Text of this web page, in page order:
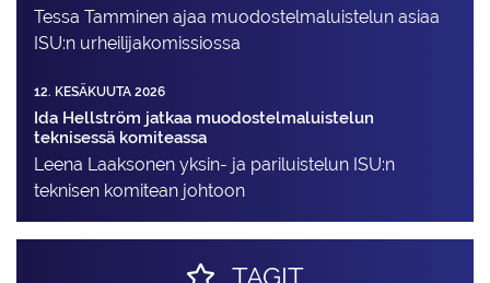
Tessa Tamminen ajaa muodostelma­luistelun asiaa
ISU:n urheilija­komissiossa
12. KESÄKUUTA 2026
Ida Hellström jatkaa muodostelmaluistelun
teknisessä komiteassa
Leena Laaksonen yksin- ja pariluistelun ISU:n
teknisen komitean johtoon
TAGIT